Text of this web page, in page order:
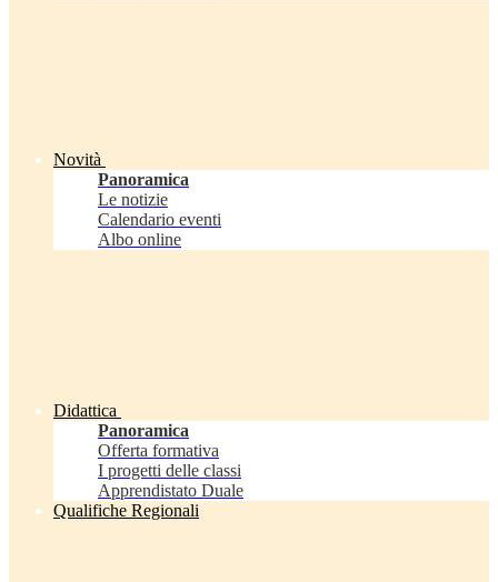
Novità
Panoramica
Le notizie
Calendario eventi
Albo online
Didattica
Panoramica
Offerta formativa
I progetti delle classi
Apprendistato Duale
Qualifiche Regionali